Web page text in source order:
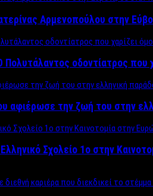
Αρμενοπούλου στην
Πολυτάλαντος οδοντίατρος
αφιέρωσε την ζωή του στην
Σχολείo 1ο στην